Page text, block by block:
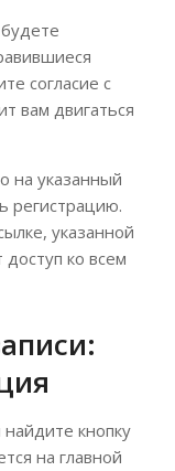
согласие с
вам двигаться
на указанный
регистрацию.
указанной
ко всем
кнопку
на главной